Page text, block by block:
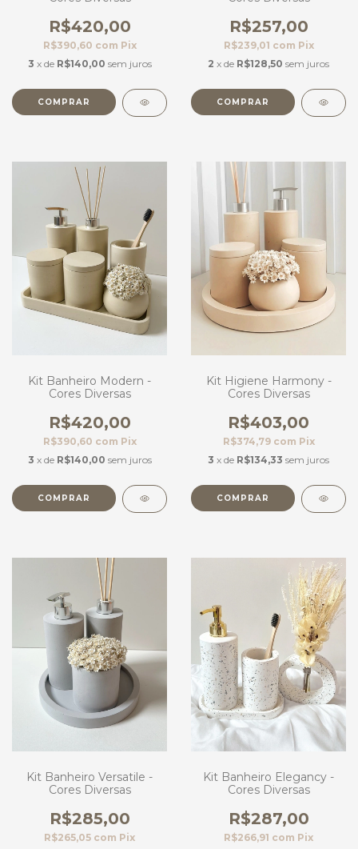
R$420,00
R$390,60 com Pix
3 x de R$140,00 sem juros
COMPRAR
R$257,00
R$239,01 com Pix
2 x de R$128,50 sem juros
COMPRAR
Kit Banheiro Modern -
Cores Diversas
R$420,00
R$390,60 com Pix
3 x de R$140,00 sem juros
COMPRAR
Kit Higiene Harmony -
Cores Diversas
R$403,00
R$374,79 com Pix
3 x de R$134,33 sem juros
COMPRAR
Kit Banheiro Versatile -
Cores Diversas
R$285,00
R$265,05 com Pix
Kit Banheiro Elegancy -
Cores Diversas
R$287,00
R$266,91 com Pix